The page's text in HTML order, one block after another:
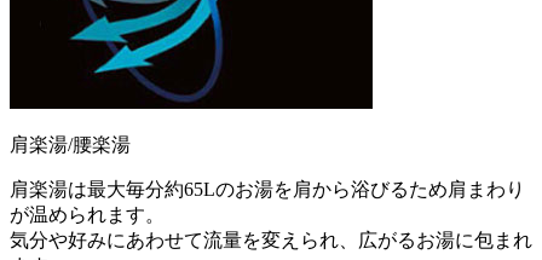
肩楽湯/腰楽湯
肩楽湯は最大毎分約65Lのお湯を肩から浴びるため肩まわり
が温められます。
気分や好みにあわせて流量を変えられ、広がるお湯に包まれ